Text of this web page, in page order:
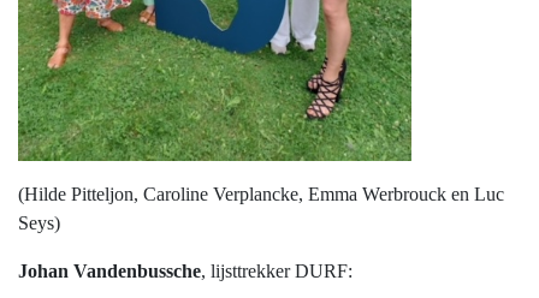
(Hilde Pitteljon, Caroline Verplancke, Emma Werbrouck en Luc
Seys)
Johan Vandenbussche, lijsttrekker DURF: